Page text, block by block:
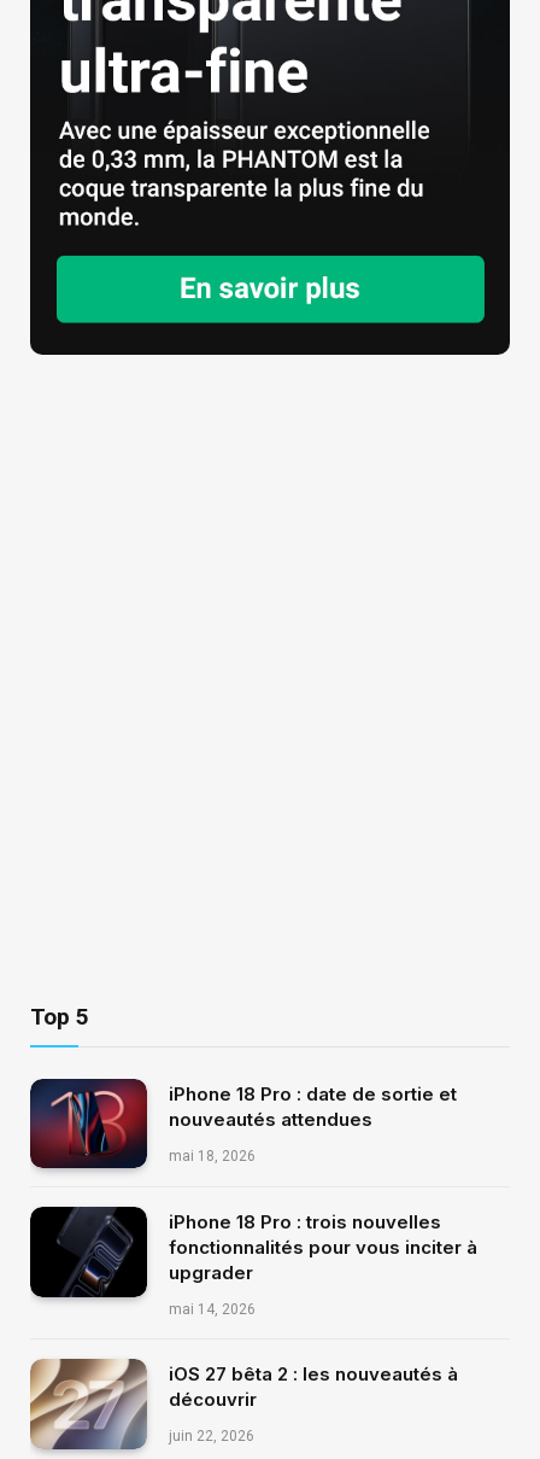
Top 5
iPhone 18 Pro : date de sortie et
nouveautés attendues
mai 18, 2026
iPhone 18 Pro : trois nouvelles
fonctionnalités pour vous inciter à
upgrader
mai 14, 2026
iOS 27 bêta 2 : les nouveautés à
découvrir
juin 22, 2026